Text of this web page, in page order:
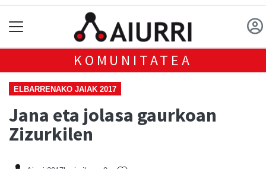
KOMUNITATEA
ELBARRENAKO JAIAK 2017
Jana eta jolasa gaurkoan
Zizurkilen